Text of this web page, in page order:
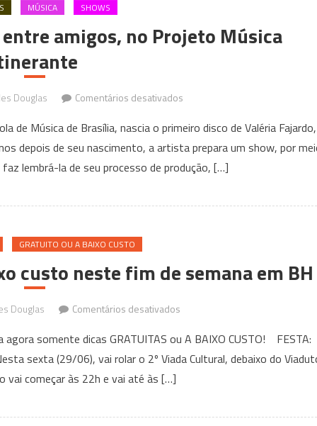
MÚSICA SHOWS
amigos, no Projeto Música
Douglas Comentários desativados
Fajardo
faz
show
amigos,
Itinerante
de Música de Brasília, nascia o primeiro disco de Valéria Fajardo,
depois de seu nascimento, a artista prepara um show, por
lembrá-la de seu processo de produção, […]
GRATUITO OU A BAIXO CUSTO
custo neste fim de semana em BH
Douglas Comentários desativados
eventos
gratuitos
baixo
somente dicas GRATUITAS ou A BAIXO CUSTO! FESTA:
sexta (29/06), vai rolar o 2º Viada Cultural, debaixo do
vai começar às 22h e vai até às […]